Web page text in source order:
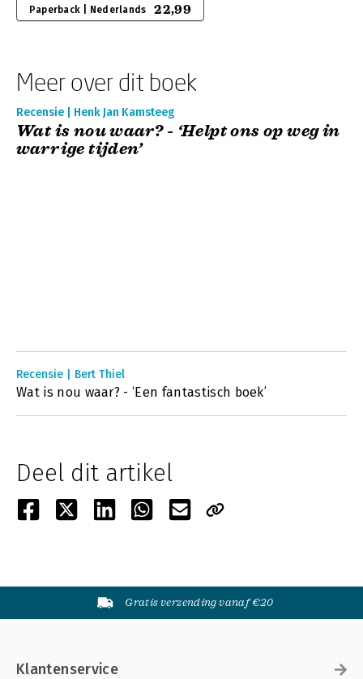
Paperback | Nederlands 22,99
Meer over dit boek
Recensie | Henk Jan Kamsteeg
Wat is nou waar? - ‘Helpt ons op weg in
warrige tijden’
Recensie | Bert Thiel
Wat is nou waar? - ‘Een fantastisch boek’
Deel dit artikel
Gratis verzending vanaf €20
Klantenservice